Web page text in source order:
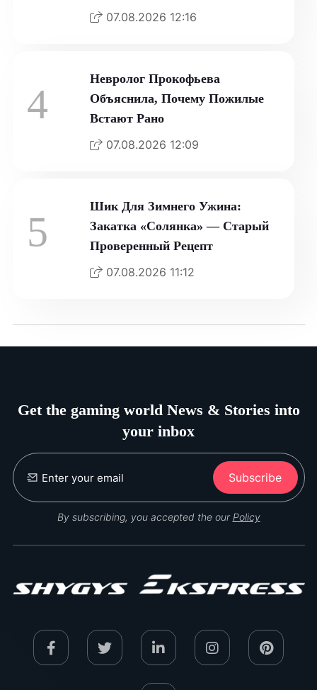
07.08.2026 12:16
4
Невролог Прокофьева
Объяснила, Почему Пожилые
Встают Рано
07.08.2026 12:09
5
Шик Для Зимнего Ужина:
Закатка «Солянка» — Старый
Проверенный Рецепт
07.08.2026 11:12
Get the gaming world News & Stories into
your inbox
Subscribe
By subscribing, you accepted the our Policy